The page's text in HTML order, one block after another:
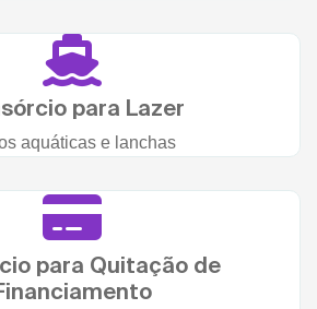
para Lazer
aquáticas e lanchas
para Quitação de